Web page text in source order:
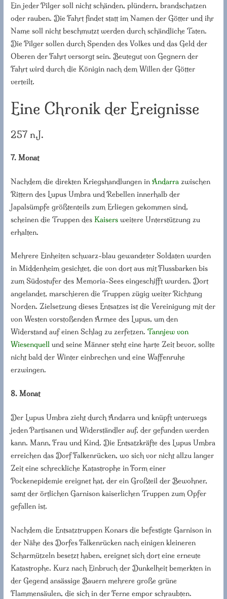
Ein jeder Pilger soll nicht schänden, plündern, brandschatzen
oder rauben. Die Fahrt findet statt im Namen der Götter und ihr
Name soll nicht beschmutzt werden durch schändliche Taten.
Die Pilger sollen durch Spenden des Volkes und das Geld der
Oberen der Fahrt versorgt sein. Beutegut von Gegnern der
Fahrt wird durch die Königin nach dem Willen der Götter
verteilt.
Eine Chronik der Ereignisse
257 n.J.
7. Monat
Nachdem die direkten Kriegshandlungen inAndarra zwischen
Rittern des Lupus Umbra und Rebellen innerhalb der
Japalsümpfe größtenteils zum Erliegen gekommen sind,
scheinen die Truppen des Kaisers weitere Unterstützung zu
erhalten.
Mehrere Einheiten schwarz-blau gewandeter Soldaten wurden
in Middenheim gesichtet, die von dort aus mit Flussbarken bis
zum Südostufer des Memoria-Sees eingeschifft wurden. Dort
angelandet, marschieren die Truppen zügig weiter Richtung
Norden. Zielsetzung dieses Entsatzes ist die Vereinigung mit der
von Westen vorstoßenden Armee des Lupus, um den
Widerstand auf einen Schlag zu zerfetzen.Tannjew von
Wiesenquell und seine Männer steht eine harte Zeit bevor, sollte
nicht bald der Winter einbrechen und eine Waffenruhe
erzwingen.
8. Monat
Der Lupus Umbra zieht durch Andarra und knüpft unterwegs
jeden Partisanen und Widerständler auf, der gefunden werden
kann. Mann, Frau und Kind. Die Entsatzkräfte des Lupus Umbra
erreichen das Dorf Falkenrücken, wo sich vor nicht allzu langer
Zeit eine schreckliche Katastrophe in Form einer
Pockenepidemie ereignet hat, der ein Großteil der Bewohner,
samt der örtlichen Garnison kaiserlichen Truppen zum Opfer
gefallen ist.
Nachdem die Entsatztruppen Konars die befestigte Garnison in
der Nähe des Dorfes Falkenrücken nach einigen kleineren
Scharmützeln besetzt haben, ereignet sich dort eine erneute
Katastrophe. Kurz nach Einbruch der Dunkelheit bemerkten in
der Gegend ansässige Bauern mehrere große grüne
Flammensäulen, die sich in der Ferne empor schraubten.